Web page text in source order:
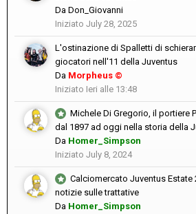
Da Don_Giovanni
Iniziato July 28, 2025
L'ostinazione di Spalletti di
giocatori nell'11 della Juventus
Da Morpheus ©
Iniziato Ieri alle 13:48
Michele Di Gregorio, il portiere
dal 1897 ad oggi nella storia della
Da Homer_Simpson
Iniziato July 8, 2024
Calciomercato Juventus Estate
notizie sulle trattative
Da Homer_Simpson